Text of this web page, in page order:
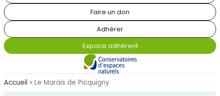
Faire un don
Adhérer
Espace adhérent
Accueil » Le Marais de Picquigny